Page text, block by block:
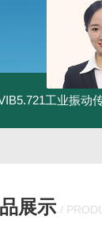
工业振动
展示 /